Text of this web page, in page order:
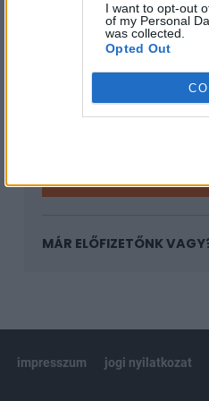
I want to opt-out
of my Personal
was collected.
Opted Out
A keresett cikk a
regisztrációhoz kötött.
Portfolio.hu teljes
MÁR ELŐFIZETŐNK
impresszum jogi nyilatkozat